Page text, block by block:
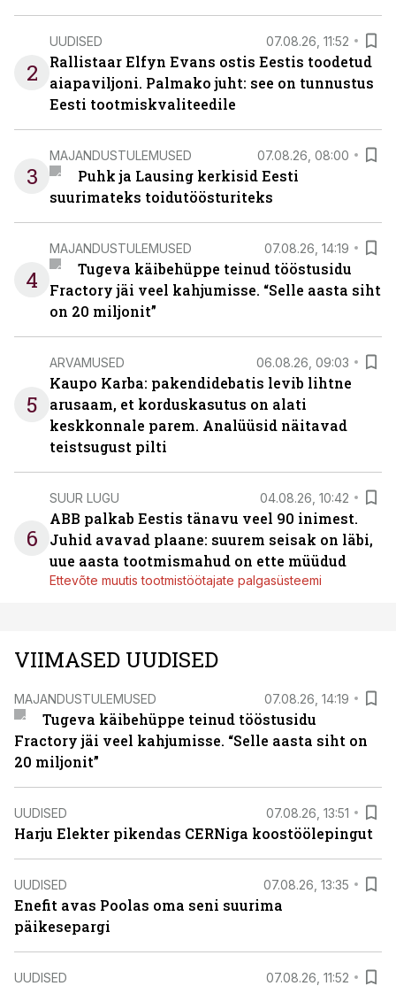
2
UUDISED 07.08.26, 11:52
Rallistaar Elfyn Evans ostis Eestis toodetud
aiapaviljoni. Palmako juht: see on tunnustus
Eesti tootmiskvaliteedile
3
MAJANDUSTULEMUSED 07.08.26, 08:00
Puhk ja Lausing kerkisid Eesti
suurimateks toidutöösturiteks
4
MAJANDUSTULEMUSED 07.08.26, 14:19
Tugeva käibehüppe teinud tööstusidu
Fractory jäi veel kahjumisse. “Selle aasta siht
on 20 miljonit”
5
ARVAMUSED 06.08.26, 09:03
Kaupo Karba: pakendidebatis levib lihtne
arusaam, et korduskasutus on alati
keskkonnale parem. Analüüsid näitavad
teistsugust pilti
6
SUUR LUGU 04.08.26, 10:42
ABB palkab Eestis tänavu veel 90 inimest.
Juhid avavad plaane: suurem seisak on läbi,
uue aasta tootmismahud on ette müüdud
Ettevõte muutis tootmistöötajate palgasüsteemi
VIIMASED UUDISED
MAJANDUSTULEMUSED 07.08.26, 14:19
Tugeva käibehüppe teinud tööstusidu
Fractory jäi veel kahjumisse. “Selle aasta siht on
20 miljonit”
UUDISED 07.08.26, 13:51
Harju Elekter pikendas CERNiga koostöölepingut
UUDISED 07.08.26, 13:35
Enefit avas Poolas oma seni suurima
päikesepargi
UUDISED 07.08.26, 11:52